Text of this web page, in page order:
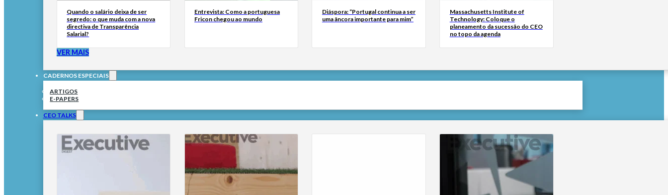
Quando o salário deixa de ser
segredo: o que muda com a nova
directiva de Transparência
Salarial?
Entrevista: Como a portuguesa
Fricon chegou ao mundo
Diáspora: “Portugal continua a ser
uma âncora importante para mim”
Massachusetts Institute of
Technology: Coloque o
planeamento da sucessão do CEO
no topo da agenda
VER MAIS
CADERNOS ESPECIAIS
ARTIGOS
E-PAPERS
CEO TALKS